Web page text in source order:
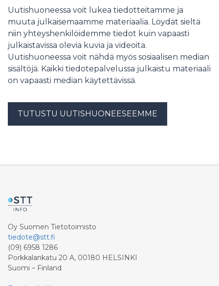
ympäristökriisien liekkeihin.
Uutishuoneessa voit lukea tiedotteitamme ja
muuta julkaisemaamme materiaalia. Löydät sieltä
niin yhteyshenkilöidemme tiedot kuin vapaasti
julkaistavissa olevia kuvia ja videoita.
Uutishuoneessa voit nähdä myös sosiaalisen median
sisältöjä. Kaikki tiedotepalvelussa julkaistu materiaali
on vapaasti median käytettävissä.
TUTUSTU UUTISHUONEESEEMME
Oy Suomen Tietotoimisto
tiedote@stt.fi
(09) 6958 1286
Porkkalankatu 20 A, 00180 HELSINKI
Suomi – Finland